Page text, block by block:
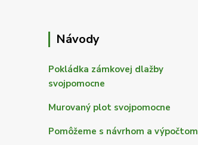
Návody
Pokládka zámkovej dlažby
svojpomocne
Murovaný plot svojpomocne
Pomôžeme s návrhom a výpočtom